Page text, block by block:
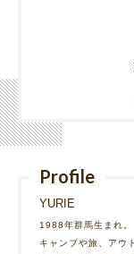
Profile
YURIE
1988年群馬生まれ。
キャンプや旅、アウ